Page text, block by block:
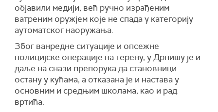
објавили медији, већ ручно израђеним
ватреним оружјем које не спада у категорију
аутоматског наоружања.
Због ванредне ситуације и опсежне
полицијске операције на терену, у Дрнишу је и
даље на снази препорука да становници
остану у кућама, а отказана је и настава у
основним и средњим школама, као и рад
вртића.